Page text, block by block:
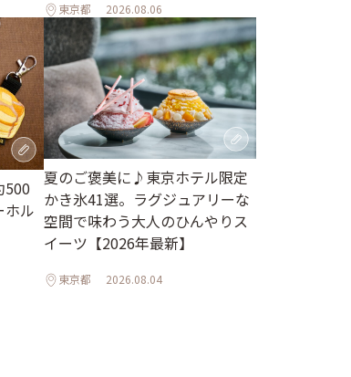
東京都 2026.08.06
500
ホル
夏のご褒美に♪東京ホテル限定
かき氷41選。ラグジュアリーな
空間で味わう大人のひんやりス
イーツ【2026年最新】
東京都 2026.08.04